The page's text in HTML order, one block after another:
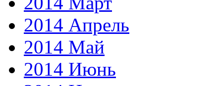
2014 Апрель
2014 Май
2014 Июнь